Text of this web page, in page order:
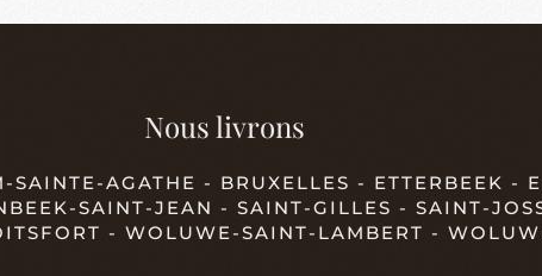
Nous livrons
AGATHE - BRUXELLES - ETTERBEEK -
SAINT-JEAN - SAINT-GILLES - SAINT-
- WOLUWE-SAINT-LAMBERT -